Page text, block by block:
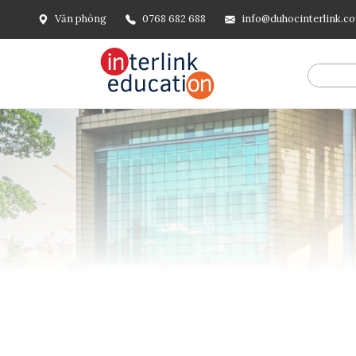
Văn phòng 0768 682 688
@include('frontend.layouts.schema-org', [ 'type' =>
url('/'), ], [ '@type' => 'ListItem', 'position' => 2, 'name' =>
=> url()->current(), ], ], ], ])